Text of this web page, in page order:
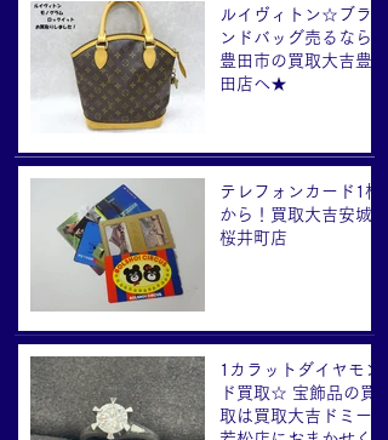
ルイヴィトン☆ブラ
ンドバッグ売るなら
豊田市の買取大吉豊
田店へ★
テレフォンカード1枚
から！買取大吉安城
桜井町店
1カラットダイヤモン
ド買取☆ 宝飾品の買
取は買取大吉ドミー